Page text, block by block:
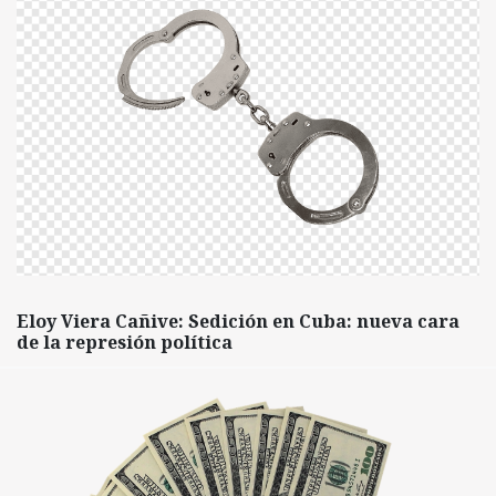
Eloy Viera Cañive: Sedición en Cuba: nueva cara
de la represión política